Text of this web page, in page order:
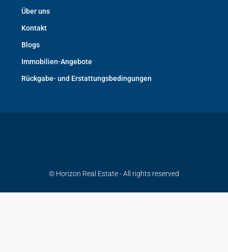
Über uns
Kontakt
Blogs
Immobilien-Angebote
Rückgabe- und Erstattungsbedingungen
© Horizon Real Estate - All rights reserved